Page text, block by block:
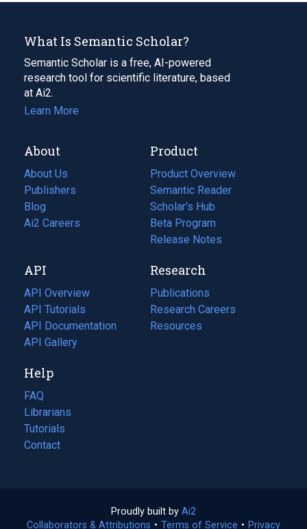
What Is Semantic Scholar?
Semantic Scholar is a free, AI-powered
research tool for scientific literature, based
at Ai2.
Learn More
About
About Us
Publishers
Blog
(opens
in
tab)
Ai2 Careers
(opens
new
tab)
Product
Product Overview
Semantic Reader
Scholar's Hub
Beta Program
Release Notes
API
API Overview
API Tutorials
API Documentation
(opens
in
new
tab)
API Gallery
Research
Publications
(opens
in
a
Research Careers
(opens
in
Resources
(opens
Help
FAQ
Librarians
Tutorials
Contact
Proudly built by Ai2
in
Collaborators & Attributions • Terms of Service (opens
• Privacy